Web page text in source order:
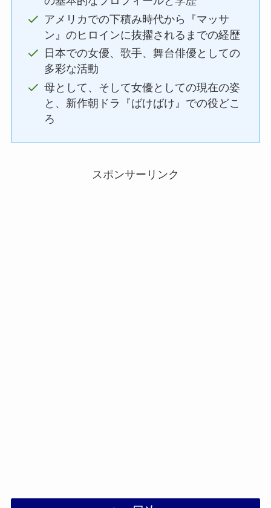
アメリカでの下積み時代から『マッサ
ン』のヒロインに抜擢されるまでの経歴
日本での女優、歌手、舞台俳優としての
多彩な活動
母として、そして女優としての現在の姿
と、新作朝ドラ『ばけばけ』での役どこ
ろ
スポンサーリンク